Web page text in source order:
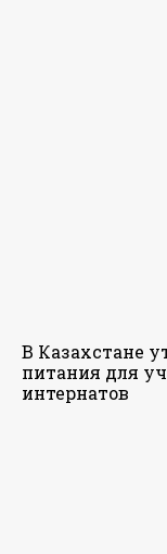
В Казахстане
питания для
интернатов